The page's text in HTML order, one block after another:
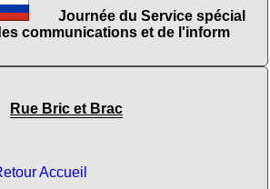
Journée du Service spécial
communications et de l'inform
Rue Bric et Brac
Accueil